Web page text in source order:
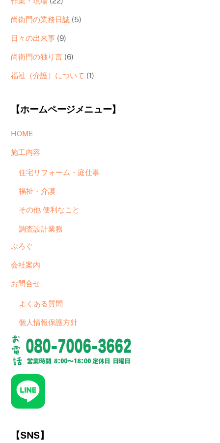
尚衛門の業務日誌 (5)
日々の出来事 (9)
尚衛門の独り言 (6)
福祉（介護）について (1)
【ホームページメニュー】
HOME
施工内容
住宅リフォーム・庭仕事
福祉・介護
その他 便利なこと
調査設計業務
ぶろぐ
会社案内
お問合せ
よくある質問
個人情報保護方針
【SNS】